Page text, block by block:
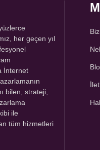
her geçen yıl
İnternet
bilen, strateji,
ile
tüm hizmetleri